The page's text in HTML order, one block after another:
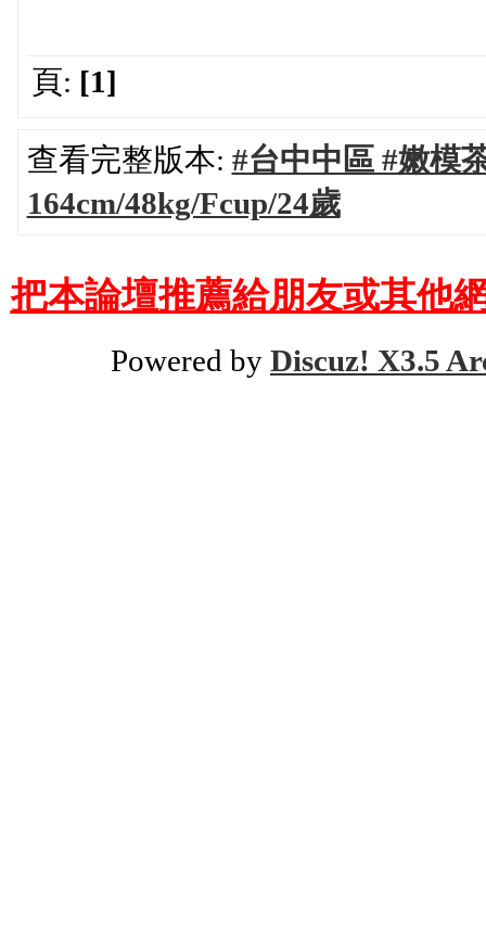
頁: [1]
查看完整版本: #台中中區 #嫩模
164cm/48kg/Fcup/24歲
把本論壇推薦給朋友或其他
Powered by Discuz! X3.5